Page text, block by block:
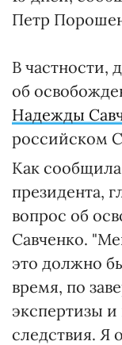
Петр
В частности,
об
Надежды
российском
Как
президента,
вопрос об
Савченко.
это должно
время, по
экспертизы и
следствия. Я